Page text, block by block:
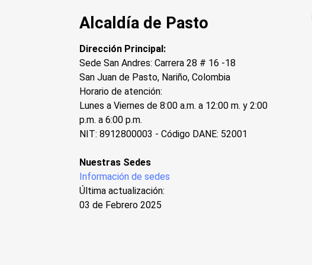
Alcaldía de Pasto
Dirección Principal:
Sede San Andres: Carrera 28 # 16 -18
San Juan de Pasto, Nariño, Colombia
Horario de atención:
Lunes a Viernes de 8:00 a.m. a 12:00 m. y 2:00
p.m. a 6:00 p.m.
NIT: 8912800003 - Código DANE: 52001
Nuestras Sedes
Información de sedes
Última actualización:
03 de Febrero 2025